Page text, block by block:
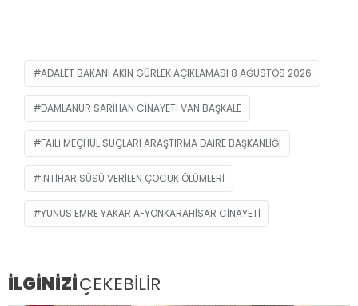
ADALET BAKANI AKIN GÜRLEK AÇIKLAMASI 8 AĞUSTOS 2026
DAMLANUR SARIHAN CINAYETI VAN BAŞKALE
FAILI MEÇHUL SUÇLARI ARAŞTIRMA DAIRE BAŞKANLIĞI
INTIHAR SÜSÜ VERILEN ÇOCUK ÖLÜMLERI
YUNUS EMRE YAKAR AFYONKARAHISAR CINAYETI
İLGİNİZİÇEKEBİLİR